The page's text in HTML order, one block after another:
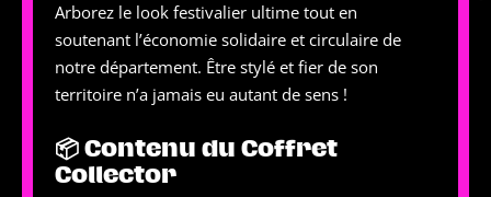
Arborez le look festivalier ultime tout en
soutenant l’économie solidaire et circulaire de
notre département. Être stylé et fier de son
territoire n’a jamais eu autant de sens !
📦 Contenu du Coffret
Collector